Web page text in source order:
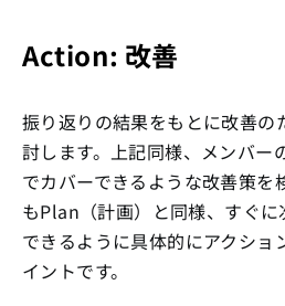
Action: 改善
振り返りの結果をもとに改善の
討します。上記同様、メンバー
でカバーできるような改善策を
もPlan（計画）と同様、すぐ
できるように具体的にアクショ
イントです。